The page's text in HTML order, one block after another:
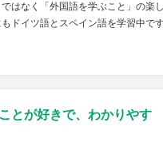
はなく「外国語を学ぶこと」の楽
ドイツ語とスペイン語を学習中で
とが好きで、わかりやす